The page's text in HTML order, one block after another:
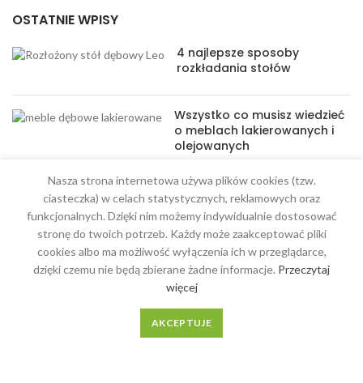
OSTATNIE WPISY
4 najlepsze sposoby
rozkładania stołów
Wszystko co musisz wiedzieć
o meblach lakierowanych i
olejowanych
MENU
Nasza strona internetowa używa plików cookies (tzw.
ciasteczka) w celach statystycznych, reklamowych oraz
funkcjonalnych. Dzięki nim możemy indywidualnie dostosować
stronę do twoich potrzeb. Każdy może zaakceptować pliki
cookies albo ma możliwość wyłączenia ich w przeglądarce,
dzięki czemu nie będą zbierane żadne informacje. Przeczytaj
więcej
AKCEPTUJE